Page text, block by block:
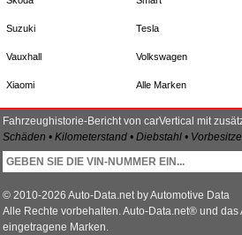
Suzuki Tesla
Vauxhall Volkswagen
Xiaomi Alle Marken
Fahrzeughistorie-Bericht von carVertical mit
Schäden • Kilometerstand • Diebstahl •
© 2010-2026 Auto-Data.net by Automotive Data
Alle Rechte vorbehalten. Auto-Data.net® und
eingetragene Marken.